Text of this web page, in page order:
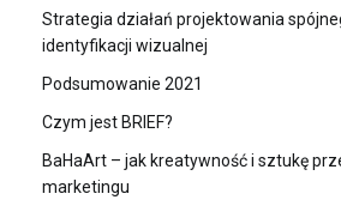
Strategia działań projektowania
identyfikacji wizualnej
Podsumowanie 2021
Czym jest BRIEF?
BaHaArt – jak kreatywność i sztukę
marketingu